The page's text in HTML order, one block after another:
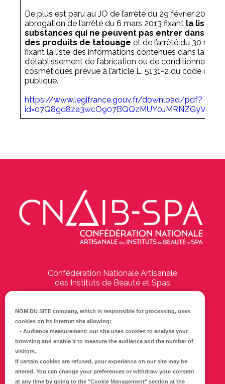
De plus est paru au JO de l’arrêté du 29 février 2024
abrogation de l’arrêté du 6 mars 2013 fixant la liste
substances qui ne peuvent pas entrer dans la
des produits de tatouage et de l’arrêté du 30
fixant la liste des informations contenues dans la
d’établissement de fabrication ou de
cosmétiques prévue à l’article L. 5131-2 du code de la
publique.
https://www.legifrance.gouv.fr/download/pdf?
Confédération Nationale Artisanale
des Instituts de Beauté et Spas
17000 La Rochelle
Tél :05 46 41 69 79
NOM DU SITE company, which is responsible for processing, uses
cookies on its Internet site allowing:
- Audience measurement: our site uses cookies to analyse your
browsing and enable it to measure the audience and the number of
visitors.
If certain cookies are refused, your experience on our site may be
altered. You can change your preferences or withdraw your consent
at any time by going to the "Cookie Management" section at the